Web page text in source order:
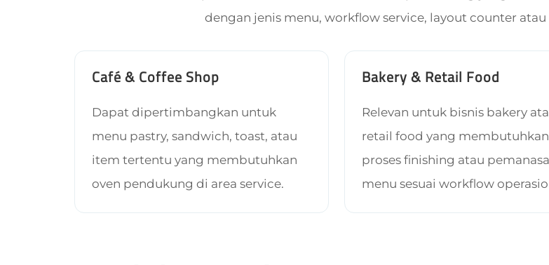
dengan jenis menu, workflow service, layout counter
Café & Coffee Shop
Dapat dipertimbangkan untuk
menu pastry, sandwich, toast, atau
item tertentu yang membutuhkan
oven pendukung di area service.
Bakery & Retail Food
Relevan untuk bisnis bakery
retail food yang membutuhkan
proses finishing atau
menu sesuai workflow